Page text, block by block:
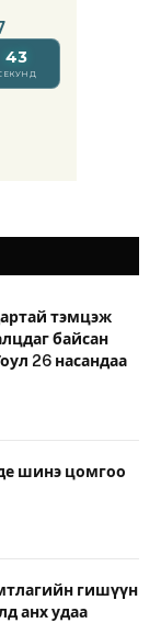
тэмцэж
байсан
26 насандаа
шинэ цомгоо
гишүүн
анх удаа